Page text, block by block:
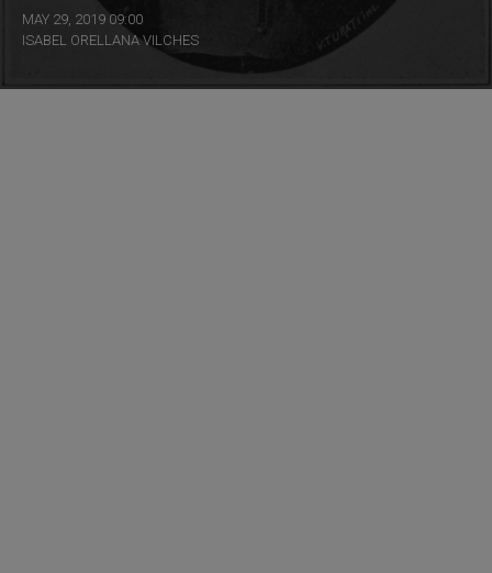
MAY 29, 2019 09:00
ISABEL ORELLANA VILCHES